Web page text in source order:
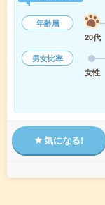
年齢層
20代
男女比率
女性
気になる!